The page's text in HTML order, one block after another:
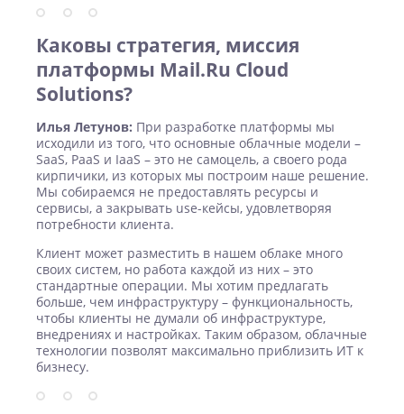
Каковы стратегия, миссия
платформы Mail.Ru Cloud
Solutions?
Илья Летунов: При разработке платформы мы
исходили из того, что основные облачные модели –
SaaS, PaaS и IaaS – это не самоцель, а своего рода
кирпичики, из которых мы построим наше решение.
Мы собираемся не предоставлять ресурсы и
сервисы, а закрывать use-кейсы, удовлетворяя
потребности клиента.
Клиент может разместить в нашем облаке много
своих систем, но работа каждой из них – это
стандартные операции. Мы хотим предлагать
больше, чем инфраструктуру – функциональность,
чтобы клиенты не думали об инфраструктуре,
внедрениях и настройках. Таким образом, облачные
технологии позволят максимально приблизить ИТ к
бизнесу.